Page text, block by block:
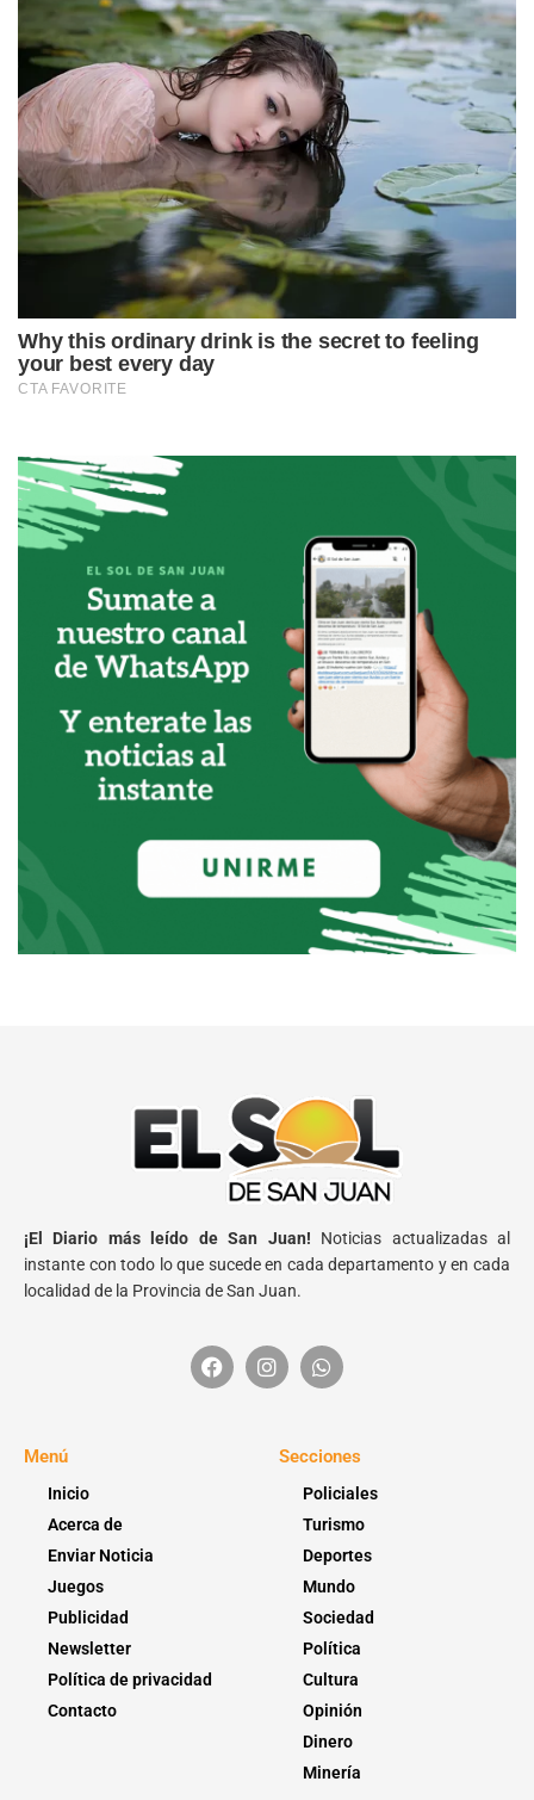
¡El Diario más leído de San Juan! Noticias actualizadas al
instante con todo lo que sucede en cada departamento y en cada
localidad de la Provincia de San Juan.
Menú
Inicio
Acerca de
Enviar Noticia
Juegos
Publicidad
Newsletter
Política de privacidad
Contacto
Secciones
Policiales
Turismo
Deportes
Mundo
Sociedad
Política
Cultura
Opinión
Dinero
Minería